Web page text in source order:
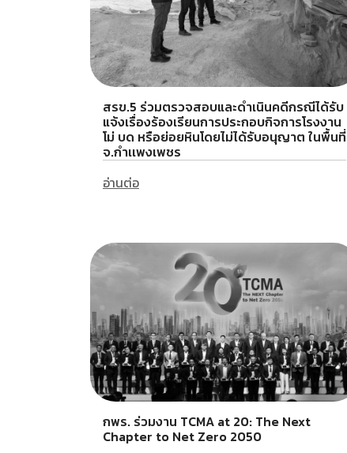
สรข.5 ร่วมตรวจสอบและดำเนินคดีกรณีได้รับ
แจ้งเรื่องร้องเรียนการประกอบกิจการโรงงาน
โม่ บด หรือย่อยหินโดยไม่ได้รับอนุญาต ในพื้นที่
จ.กำเเพงเพชร
อ่านต่อ
กพร. ร่วมงาน TCMA at 20: The Next
Chapter to Net Zero 2050